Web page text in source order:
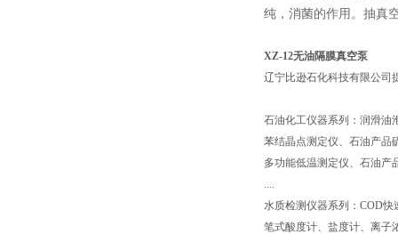
纯，消菌的作用。抽真
XZ-12无油隔膜真空泵
辽宁比逊石化科技有限公司
石油化工仪器系列：润滑油
苯结晶点测定仪、石油产品
多功能低温测定仪、石油产
....
水质检测仪器系列：COD
笔式酸度计、盐度计、离子